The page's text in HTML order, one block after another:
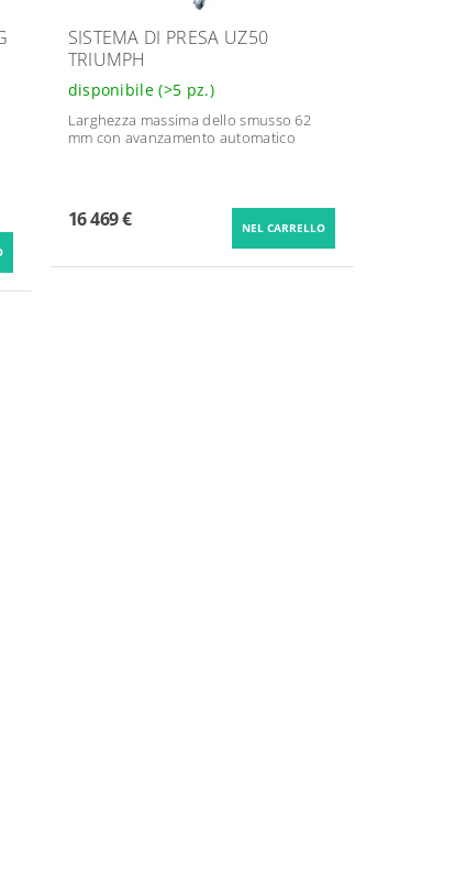
SISTEMA DI PRESA UZ50
TRIUMPH
disponibile(>5 pz.)
Larghezza massima dello smusso 62
mm con avanzamento automatico
16 469 €